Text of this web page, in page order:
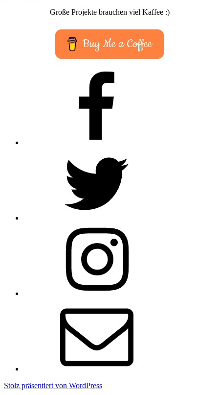
Große Projekte brauchen viel Kaffee :)
Buy Me a Coffee
Stolz präsentiert von WordPress